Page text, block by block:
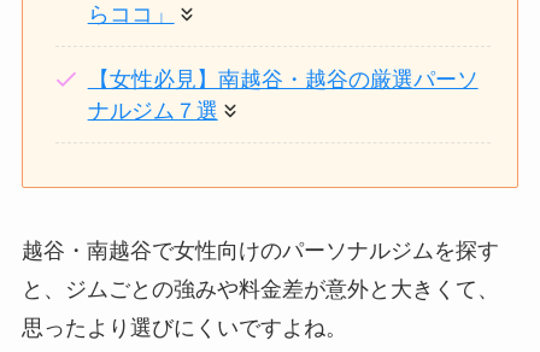
らココ」
【女性必見】南越谷・越谷の厳選パーソ
ナルジム７選
越谷・南越谷で女性向けのパーソナルジムを探す
と、ジムごとの強みや料金差が意外と大きくて、
思ったより選びにくいですよね。